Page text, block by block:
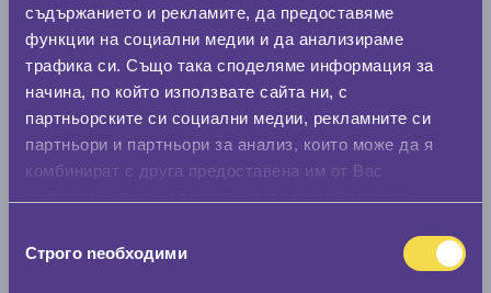
съдържанието и рекламите, да предоставяме
функции на социални медии и да анализираме
трафика си. Също така споделяме информация за
начина, по който използвате сайта ни, с
партньорските си социални медии, рекламните си
партньори и партньори за анализ, които може да я
комбинират с друга предоставена им от Вас
наСтрого nеобходими
Стар размер